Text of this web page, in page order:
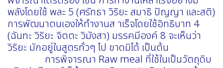
พลังโดยใช้ พละ 5 (ศรัทธา วิริยะ สมาธิ ปัญญา และสติ)
การพัฒนาตนเองให้ทำงานส าเร็จโดยใช้อิทธิบาท 4
(ฉันทะ วิริยะ จิตตะ วิมังสา) มรรคมีองค์ 8 จะเห็นว่า
วิริยะ มักอยู่ในสูตรทั่วๆ ไป ขาดมิได้ เป็นต้น
การพิจารณา Raw meal ที่ใช้ในเป็นวัตถุดิบ